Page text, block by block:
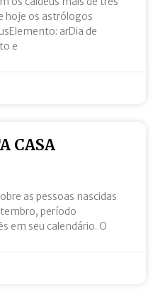
hoje os astrólogos
arDia de
e
CASA
as pessoas nascidas
período
em seu calendário. O